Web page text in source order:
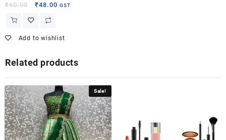
₹60.00 ₹48.00 GST
Add to wishlist
Related products
Sale!